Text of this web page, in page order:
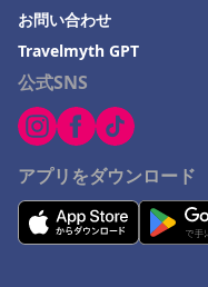
美瑛町でのホテル
群馬県でのホテル
飯能市でのホテル
岩国市でのホテル
島原市でのホテル
酒田市でのホテル
輪島市でのホテル
公式SNS
アプリをダウンロード
お問い合わせ
Travelmyth GPT